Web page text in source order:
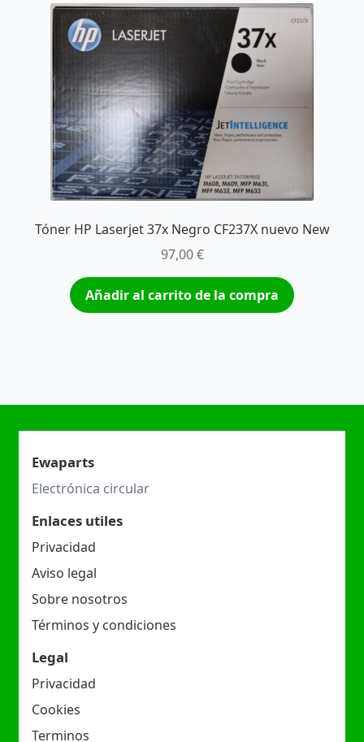
Tóner HP Laserjet 37x Negro CF237X nuevo New
97,00€
Añadir al carrito de la compra
Ewaparts
Electrónica circular
Enlaces utiles
Privacidad
Aviso legal
Sobre nosotros
Términos y condiciones
Legal
Privacidad
Cookies
Terminos